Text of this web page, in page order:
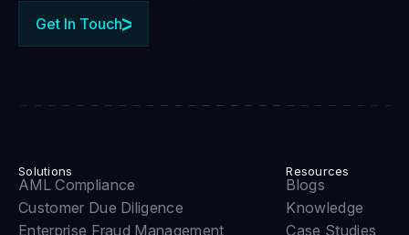
Get In Touch
Solutions
AML Compliance
Customer Due Diligence
Enterprise Fraud Management
Resources
Blogs
Knowledge
Case Studies